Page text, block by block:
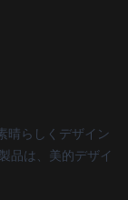
晴らしくデザイン
品は、美的デザイ